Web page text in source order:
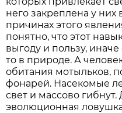
него закреплена у
причинах этого
понятно, что этот
выгоду и пользу,
то в природе. А
обитания мотыльков,
фонарей. Насекомые
свет и массово гибнут.
эволюционная